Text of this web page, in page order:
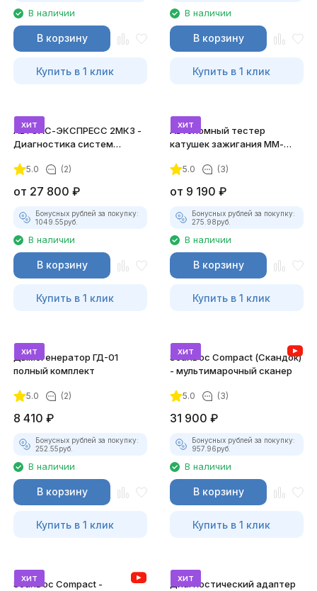
В наличии
В корзину
Купить в 1 клик
В наличии
В корзину
Купить в 1 клик
хит
АВТОАС-ЭКСПРЕСС 2МК3 -
Диагностика систем
5.0 (2)
от 27 800 ₽
Бонусных рублей за покупку:
1049.55руб.
В наличии
В корзину
Купить в 1 клик
хит
Автономный тестер
катушек зажигания ММ-
комплект)
5.0 (3)
от 9 190 ₽
Бонусных рублей за покупку:
275.98руб.
В наличии
В корзину
Купить в 1 клик
хит
Дымогенератор ГД-01
полный комплект
5.0 (2)
8 410 ₽
Бонусных рублей за покупку:
252.55руб.
В наличии
В корзину
Купить в 1 клик
хит
ScanDoc Compact (Скандок)
- мультимарочный сканер
5.0 (3)
31 900 ₽
Бонусных рублей за покупку:
957.96руб.
В наличии
В корзину
Купить в 1 клик
хит
ScanDoc Compact -
хит
Диагностический адаптер